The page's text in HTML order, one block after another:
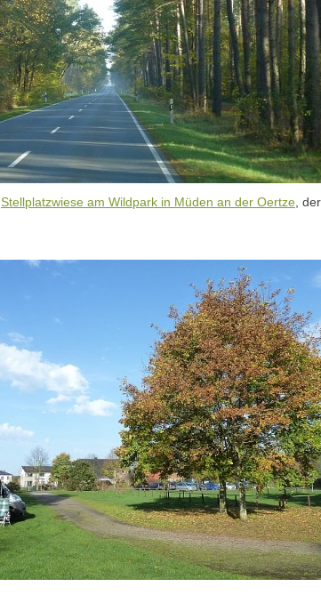
Stellplatzwiese am Wildpark in Müden an der Oertze ,